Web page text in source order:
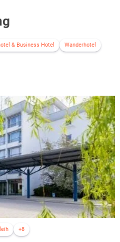
& Business Hotel
Wanderhotel
+8